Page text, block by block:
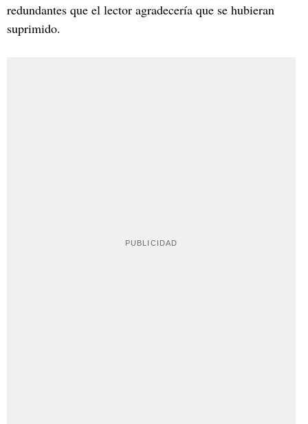
redundantes que el lector agradecería que se hubieran
suprimido.